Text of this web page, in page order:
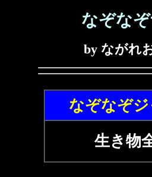
なぞな
by ながれ
なぞなぞ
生き物